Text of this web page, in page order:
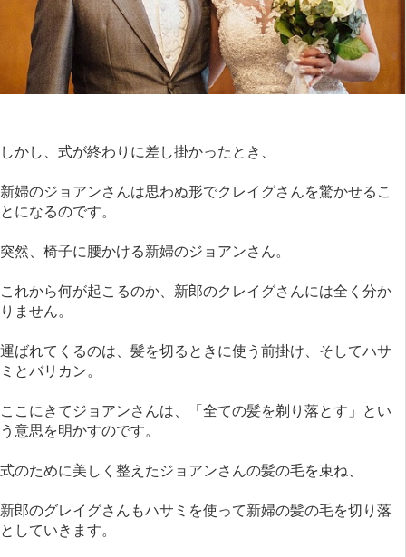
しかし、式が終わりに差し掛かったとき、
新婦のジョアンさんは思わぬ形でクレイグさんを驚かせるこ
とになるのです。
突然、椅子に腰かける新婦のジョアンさん。
これから何が起こるのか、新郎のクレイグさんには全く分か
りません。
運ばれてくるのは、髪を切るときに使う前掛け、そしてハサ
ミとバリカン。
ここにきてジョアンさんは、「全ての髪を剃り落とす」とい
う意思を明かすのです。
式のために美しく整えたジョアンさんの髪の毛を束ね、
新郎のグレイグさんもハサミを使って新婦の髪の毛を切り落
としていきます。